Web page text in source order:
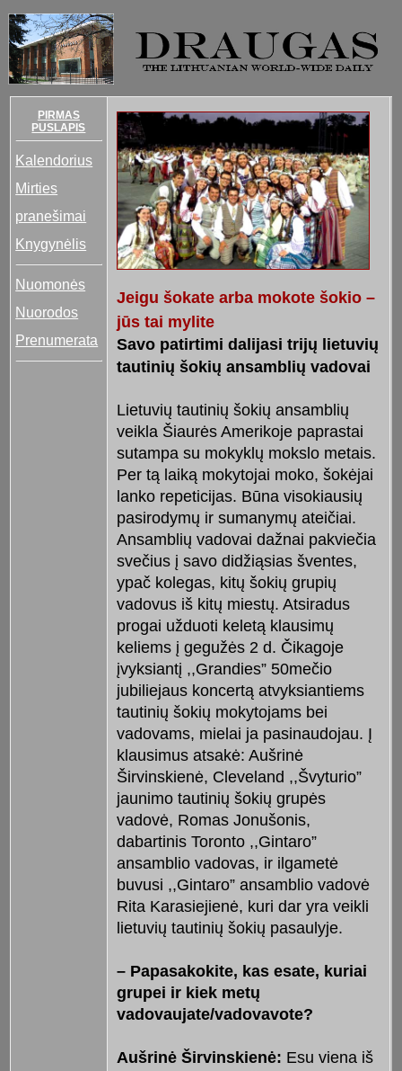
PIRMAS
PUSLAPIS
Kalendorius
Mirties
pranešimai
Knygynėlis
Nuomonės
Nuorodos
Prenumerata
Jeigu šokate arba mokote šokio –
jūs tai mylite
Savo patirtimi dalijasi trijų lietuvių
tautinių šokių ansamblių vadovai
Lietuvių tautinių šokių ansamblių
veikla Šiaurės Amerikoje paprastai
sutampa su mokyklų mokslo metais.
Per tą laiką mokytojai moko, šokėjai
lanko repeticijas. Būna visokiausių
pasirodymų ir sumanymų ateičiai.
Ansamblių vadovai dažnai pakviečia
svečius į savo didžiąsias šventes,
ypač kolegas, kitų šokių grupių
vadovus iš kitų miestų. Atsiradus
progai užduoti keletą klausimų
keliems į gegužės 2 d. Čikagoje
įvyksiantį ,,Grandies” 50mečio
jubiliejaus koncertą atvyksiantiems
tautinių šokių mokytojams bei
vadovams, mielai ja pasinaudojau. Į
klausimus atsakė: Aušrinė
Širvinskienė, Cleveland ,,Švyturio”
jaunimo tautinių šokių grupės
vadovė, Romas Jonušonis,
dabartinis Toronto ,,Gintaro”
ansamblio vadovas, ir ilgametė
buvusi ,,Gintaro” ansamblio vadovė
Rita Karasiejienė, kuri dar yra veikli
lietuvių tautinių šokių pasaulyje.
– Papasakokite, kas esate, kuriai
grupei ir kiek metų
vadovaujate/vadovavote?
Aušrinė Širvinskienė: Esu viena iš